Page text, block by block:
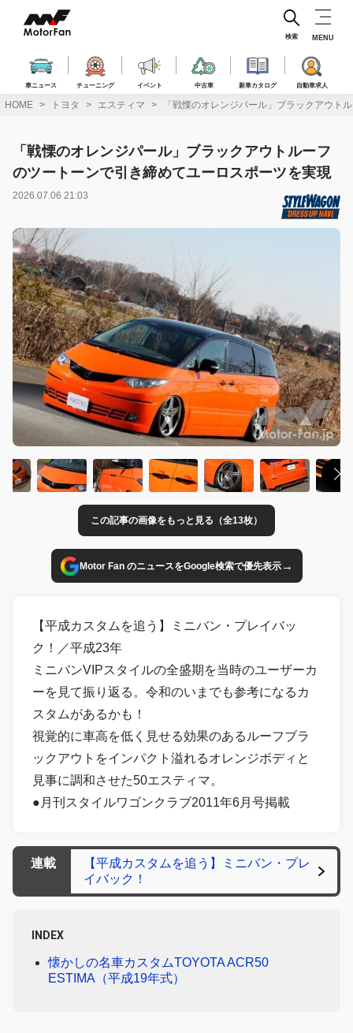
ス
車ニュース チューニング イベント 中古車 新車カタログ 自動車求人
検索 MENU
HOME トヨタ エスティマ 「戦慄のオレンジパール」ブラックアウト
「戦慄のオレンジパール」ブラックアウトルーフ
のツートーンで引き締めてユーロスポーツを実現
2026.07.06 21:03
この記事の画像をもっと見る（全13枚）
Motor Fan のニュースをGoogle検索で優先表示→
【平成カスタムを追う】ミニバン・プレイバッ
ク！／平成23年
ミニバンVIPスタイルの全盛期を当時のユーザーカ
ーを見て振り返る。令和のいまでも参考になるカ
スタムがあるかも！
視覚的に車高を低く見せる効果のあるルーフブラ
ックアウトをインパクト溢れるオレンジボディと
見事に調和させた50エスティマ。
●月刊スタイルワゴンクラブ2011年6月号掲載
連載
【平成カスタムを追う】ミニバン・プレ
イバック！
INDEX
懐かしの名車カスタムTOYOTA ACR50
ESTIMA（平成19年式）